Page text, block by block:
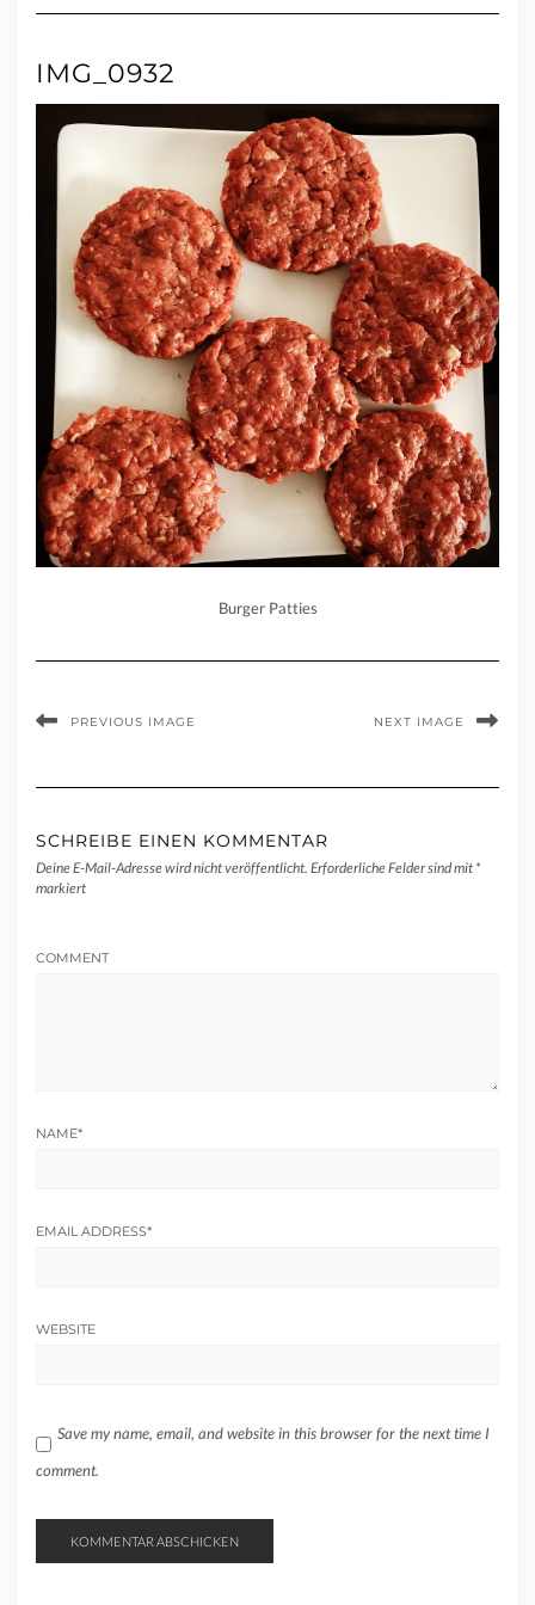
IMG_0932
Burger Patties
PREVIOUS IMAGE NEXT IMAGE
SCHREIBE EINEN KOMMENTAR
Deine E-Mail-Adresse wird nicht veröffentlicht. Erforderliche Felder sind mit *
markiert
COMMENT
NAME*
EMAIL ADDRESS*
WEBSITE
Save my name, email, and website in this browser for the next time I
comment.